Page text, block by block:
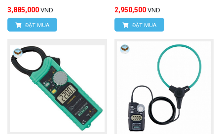
3,885,000 VND
ĐẶT MUA
2,950,500 VND
ĐẶT MUA